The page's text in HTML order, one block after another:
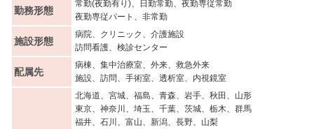
勤務形態
常勤(夜勤有り)、日勤常勤、夜勤専従常勤
夜勤専従パート、非常勤
施設形態
病院、クリニック、介護施設
訪問看護、検診センター
配属先
病棟、集中治療室、外来、救急外来
施設、訪問、手術室、透析室、内視鏡室
北海道、宮城、福島、青森、岩手、秋田、山形
東京、神奈川、埼玉、千葉、茨城、栃木、群馬
福井、石川、富山、新潟、長野、山梨